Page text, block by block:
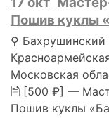
Пошив куклы
⚲ Бахрушинский
Московская
🗎 [500 ₽] —
Пошив куклы